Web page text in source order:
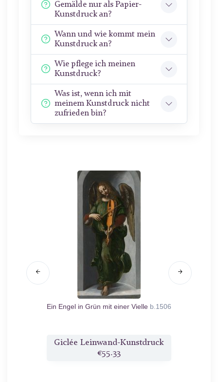
Gemälde nur als Papier-
Kunstdruck an?
Wann und wie kommt mein
Kunstdruck an?
Wie pflege ich meinen
Kunstdruck?
Was ist, wenn ich mit
meinem Kunstdruck nicht
zufrieden bin?
Ein Engel in Grün mit einer Vielle b.1506
Giclée Leinwand-Kunstdruck
€55.33